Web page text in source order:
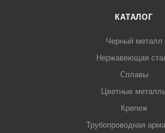
КАТАЛОГ
Черный металл
Нержавеющая
Сплавы
Цветные
Крепеж
Трубопроводная